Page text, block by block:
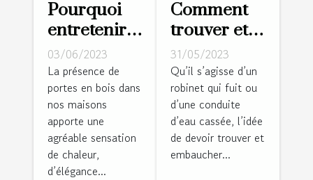
Pourquoi
entretenir
une porte
en bois ?
03/06/2023
La présence de
portes en bois dans
nos maisons
apporte une
agréable sensation
de chaleur,
d’élégance...
Comment
trouver et
embaucher
de bons
plombiers ?
31/05/2023
Qu’il s’agisse d’un
robinet qui fuit ou
d’une conduite
d’eau cassée, l’idée
de devoir trouver et
embaucher...